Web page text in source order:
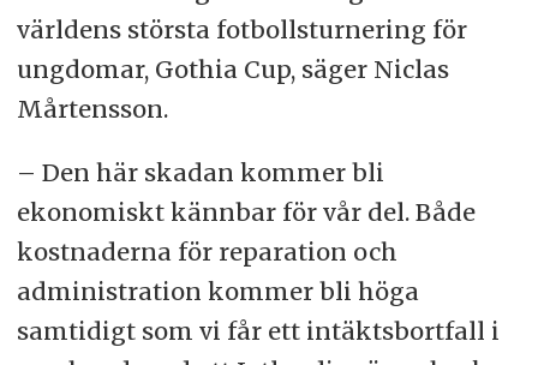
världens största fotbollsturnering för
ungdomar, Gothia Cup, säger Niclas
Mårtensson.
– Den här skadan kommer bli
ekonomiskt kännbar för vår del. Både
kostnaderna för reparation och
administration kommer bli höga
samtidigt som vi får ett intäktsbortfall i